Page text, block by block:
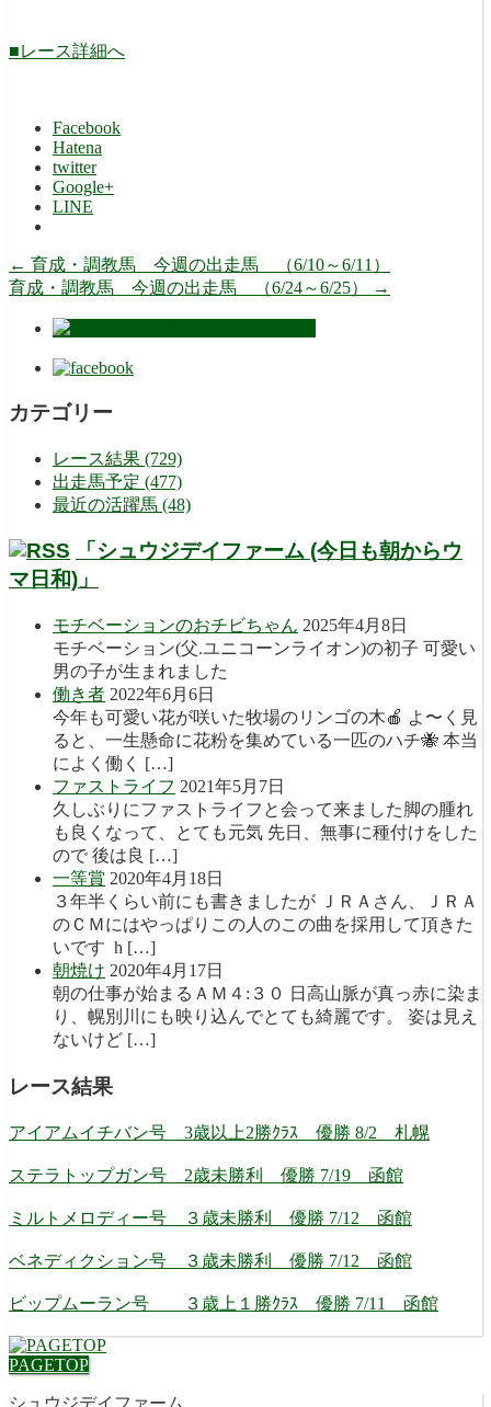
■レース詳細へ
Facebook
Hatena
twitter
Google+
LINE
← 育成・調教馬 今週の出走馬 （6/10～6/11）
育成・調教馬 今週の出走馬 （6/24～6/25）
→
カテゴリー
レース結果 (729)
出走馬予定 (477)
最近の活躍馬 (48)
「シュウジデイファーム (今日も朝からウ
マ日和)」
モチベーションのおチビちゃん 2025年4月8日
モチベーション(父.ユニコーンライオン)の初子 可愛い
男の子が生まれました
働き者 2022年6月6日
今年も可愛い花が咲いた牧場のリンゴの木🍎 よ〜く見
ると、一生懸命に花粉を集めている一匹のハチ🐝 本当
によく働く […]
ファストライフ 2021年5月7日
久しぶりにファストライフと会って来ました脚の腫れ
も良くなって、とても元気 先日、無事に種付けをした
ので 後は良 […]
一等賞 2020年4月18日
３年半くらい前にも書きましたが ＪＲＡさん、ＪＲＡ
のＣＭにはやっぱりこの人のこの曲を採用して頂きた
いです h […]
朝焼け 2020年4月17日
朝の仕事が始まるＡＭ４:３０ 日高山脈が真っ赤に染ま
り、幌別川にも映り込んでとても綺麗です。 姿は見え
ないけど […]
レース結果
アイアムイチバン号 3歳以上2勝ｸﾗｽ 優勝 8/2 札幌
ステラトップガン号 2歳未勝利 優勝 7/19 函館
ミルトメロディー号 ３歳未勝利 優勝 7/12 函館
ベネディクション号 ３歳未勝利 優勝 7/12 函館
ビップムーラン号 ３歳上１勝ｸﾗｽ 優勝 7/11 函館
PAGETOP
シュウジデイファーム